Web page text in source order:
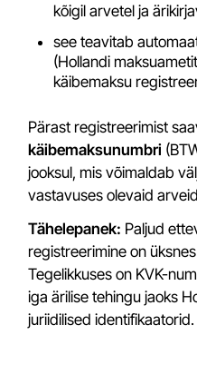
kõigil arvetel ja
see teavitab
(Hollandi
käibemaksu
Pärast registreerimist
käibemaksunumbri
jooksul, mis võimaldab
vastavuses olevaid
Tähelepanek: Paljud
registreerimine on
Tegelikkuses on KVK-
iga ärilise tehingu jaoks
juriidilised identifikaatorid.